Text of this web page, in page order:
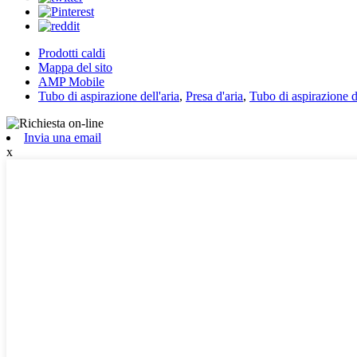
Prodotti caldi
Mappa del sito
AMP Mobile
Tubo di aspirazione dell'aria, Presa d'aria, Tubo di aspirazione
Invia una email
x